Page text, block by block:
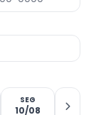
SEG
10/08